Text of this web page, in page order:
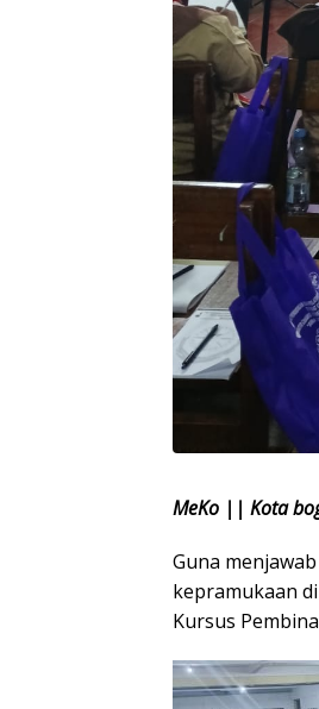
MeKo || Kota
Guna
kepramukaan
Kursus